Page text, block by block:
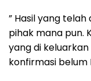
” Hasil yang
pihak mana pun.
yang di
konfirmasi belum